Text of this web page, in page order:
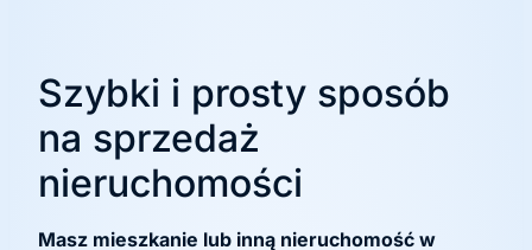
Szybki i prosty sposób
na sprzedaż
nieruchomości
Masz mieszkanie lub inną nieruchomość w